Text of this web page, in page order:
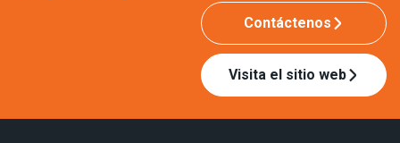
Contáctenos
Visita el sitio web